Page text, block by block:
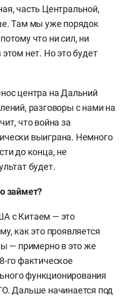
часть Центральной,
Там мы уже порядок
что ни сил, ни
нет. Но это будет
центра на Дальний
разговоры с нами на
что война за
выиграна. Немного
до конца, не
будет.
займет?
с Китаем — это
как это проявляется
— примерно в это же
го фактическое
функционирования
Дальше начинается под